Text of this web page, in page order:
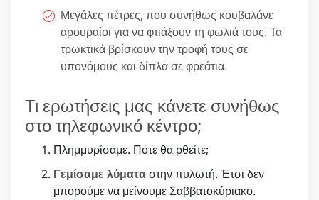
Μεγάλες πέτρες, που συνήθως κουβαλάνε
αρουραίοι για να φτιάξουν τη φωλιά τους. Τα
τρωκτικά βρίσκουν την τροφή τους σε
υπονόμους και δίπλα σε φρεάτια.
Τι ερωτήσεις μας κάνετε συνήθως
στο τηλεφωνικό κέντρο;
Πλημμυρίσαμε. Πότε θα ρθείτε;
Γεμίσαμε λύματαστην πυλωτή. Έτσι δεν
μπορούμε να μείνουμε Σαββατοκύριακο.